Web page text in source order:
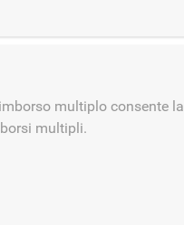
multiplo consente la
multipli.